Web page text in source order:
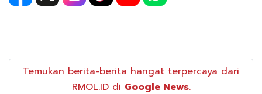
Temukan berita-berita hangat terpercaya dari
RMOL.ID di Google News.